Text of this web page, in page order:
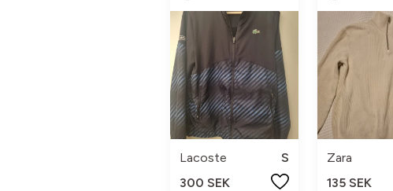
Lacoste
S
300 SEK
Zara
135 SEK